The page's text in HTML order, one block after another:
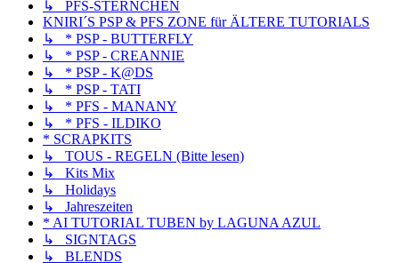
↳ PFS-STERNCHEN
KNIRI´S PSP & PFS ZONE für ÄLTERE TUTORIALS
↳ * PSP - BUTTERFLY
↳ * PSP - CREANNIE
↳ * PSP - K@DS
↳ * PSP - TATI
↳ * PFS - MANANY
↳ * PFS - ILDIKO
* SCRAPKITS
↳ TOUS - REGELN (Bitte lesen)
↳ Kits Mix
↳ Holidays
↳ Jahreszeiten
* AI TUTORIAL TUBEN by LAGUNA AZUL
↳ SIGNTAGS
↳ BLENDS